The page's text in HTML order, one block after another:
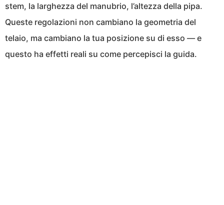
stem, la larghezza del manubrio, l’altezza della pipa.
Queste regolazioni non cambiano la geometria del
telaio, ma cambiano la tua posizione su di esso — e
questo ha effetti reali su come percepisci la guida.